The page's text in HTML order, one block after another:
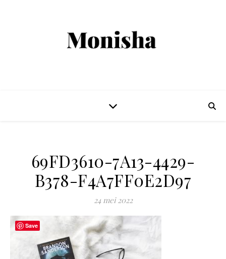
69FD3610-7A13-4429-
B378-F4A7FF0E2D97
24 mei 2022
Save